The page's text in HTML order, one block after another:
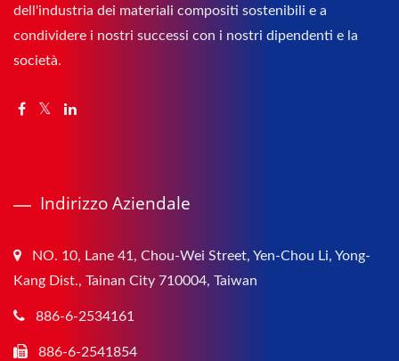
dell'industria dei materiali compositi sostenibili e a
condividere i nostri successi con i nostri dipendenti e la
società.
Indirizzo Aziendale
NO. 10, Lane 41, Chou-Wei Street, Yen-Chou Li, Yong-
Kang Dist., Tainan City 710004, Taiwan
886-6-2534161
886-6-2541854